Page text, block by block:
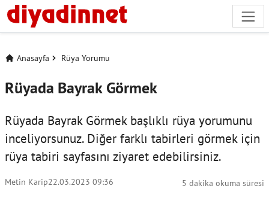
Anasayfa Rüya Yorumu
Rüyada Bayrak Görmek
Rüyada Bayrak Görmek başlıklı rüya yorumunu
inceliyorsunuz. Diğer farklı tabirleri görmek için
rüya tabiri sayfasını ziyaret edebilirsiniz.
Metin Karip22.03.2023 09:36 5 dakika okuma süresi